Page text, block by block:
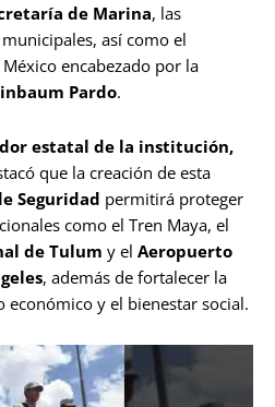
de Marina, las
así como el
encabezado por la
Pardo.
estatal de la institución,
que la creación de esta
Seguridad permitirá proteger
como el Tren Maya, el
de Tulum y el Aeropuerto
, además de fortalecer la
y el bienestar social.